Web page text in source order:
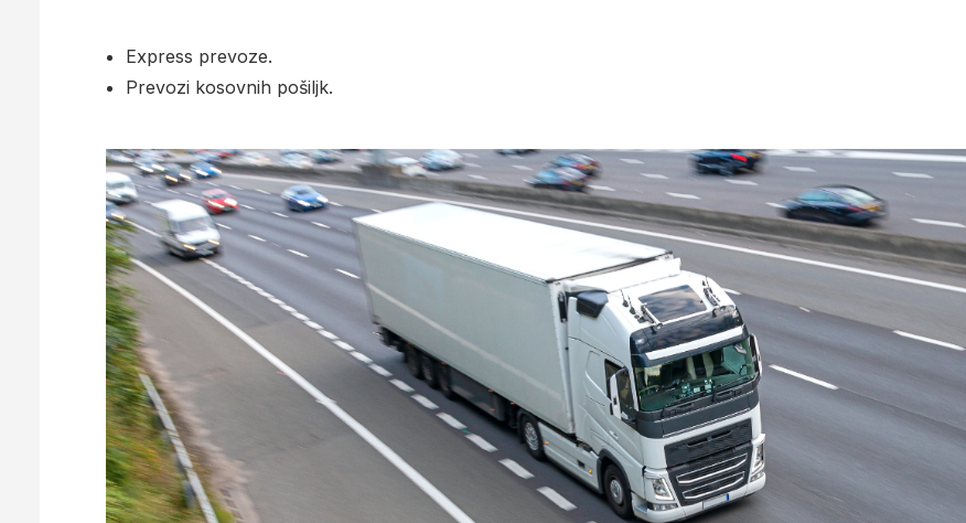
Express prevoze.
Prevozi kosovnih pošiljk.